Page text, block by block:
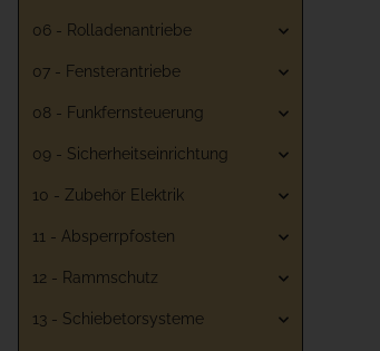
06 - Rolladenantriebe
07 - Fensterantriebe
08 - Funkfernsteuerung
09 - Sicherheitseinrichtung
10 - Zubehör Elektrik
11 - Absperrpfosten
12 - Rammschutz
13 - Schiebetorsysteme